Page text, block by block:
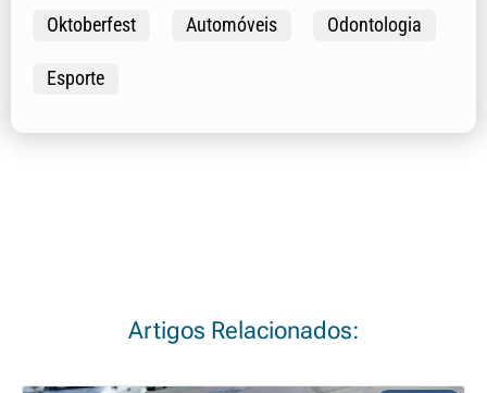
Oktoberfest Automóveis Odontologia
Esporte
Artigos Relacionados: